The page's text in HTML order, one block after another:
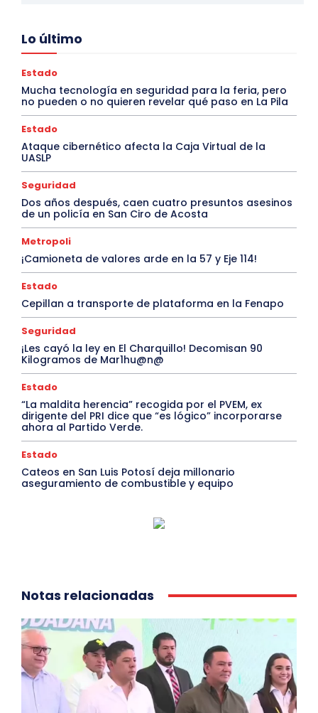
Lo último
Estado
Mucha tecnología en seguridad para la feria, pero
no pueden o no quieren revelar qué paso en La Pila
Estado
Ataque cibernético afecta la Caja Virtual de la
UASLP
Seguridad
Dos años después, caen cuatro presuntos asesinos
de un policía en San Ciro de Acosta
Metropoli
¡Camioneta de valores arde en la 57 y Eje 114!
Estado
Cepillan a transporte de plataforma en la Fenapo
Seguridad
¡Les cayó la ley en El Charquillo! Decomisan 90
Kilogramos de Mar1hu@n@
Estado
“La maldita herencia” recogida por el PVEM, ex
dirigente del PRI dice que “es lógico” incorporarse
ahora al Partido Verde.
Estado
Cateos en San Luis Potosí deja millonario
aseguramiento de combustible y equipo
Notas relacionadas